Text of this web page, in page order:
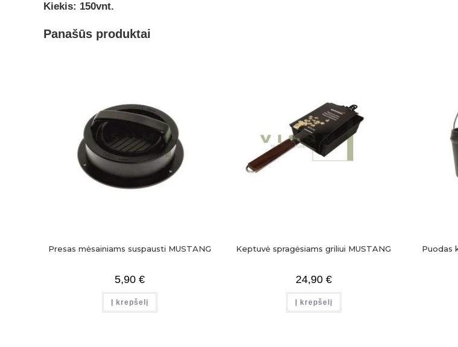
Kiekis: 150vnt.
Panašūs produktai
Presas mėsainiams suspausti MUSTANG
5,90 €
Į krepšelį
Keptuvė spragėsiams griliui MUSTANG
24,90 €
Į krepšelį
Puodas